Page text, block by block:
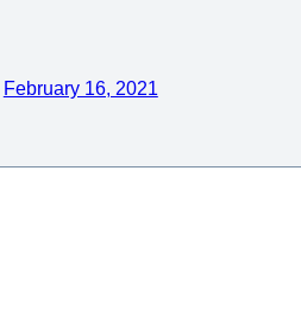
February 16, 2021